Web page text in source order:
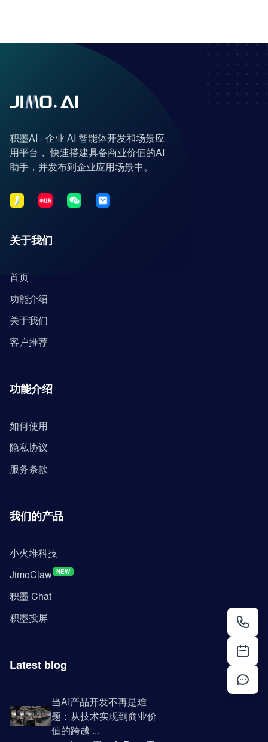
积墨AI - 企业 AI 智能体开发和场景应
用平台， 快速搭建具备商业价值的AI
助手，并发布到企业应用场景中。
关于我们
首页
功能介绍
关于我们
客户推荐
功能介绍
如何使用
隐私协议
服务条款
我们的产品
小火堆科技
JimoClaw NEW
积墨 Chat
积墨投屏
Latest blog
当AI产品开发不再是难
题：从技术实现到商业价
值的跨越 ...